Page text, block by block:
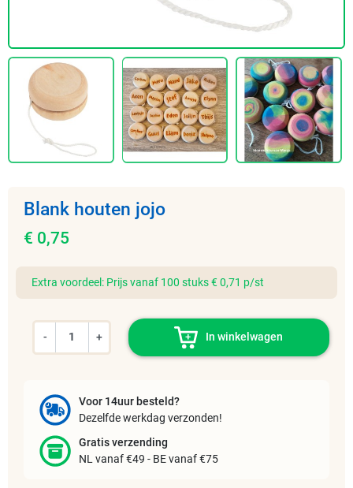
Blank houten jojo
€ 0,75
Extra voordeel: Prijs vanaf 100 stuks € 0,71 p/st
- + In winkelwagen
Voor 14uur besteld?
Dezelfde werkdag verzonden!
Gratis verzending
NL vanaf €49 - BE vanaf €75